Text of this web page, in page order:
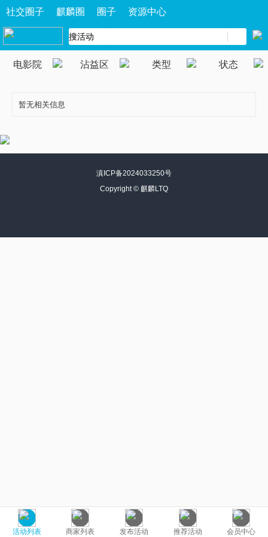
社交圈子 麒麟圈 圈子 资源中心
电影院 沾益区 类型 状态
暂无相关信息
活动列表 商家列表 发布活动 推荐活动 会员中心
滇ICP备2024033250号
Copyright © 麒麟LTQ